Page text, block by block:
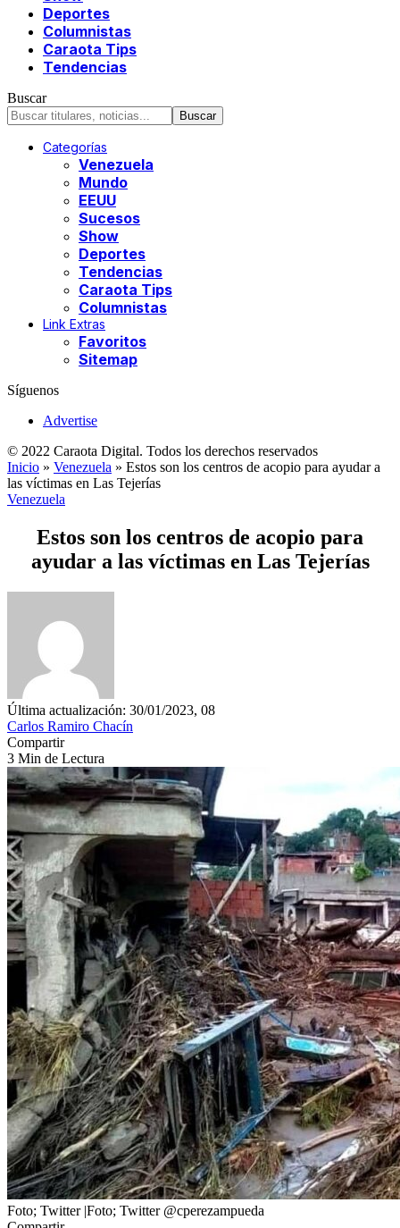
Deportes
Columnistas
Caraota Tips
Tendencias
Buscar
Categorías
Venezuela
Mundo
EEUU
Sucesos
Show
Deportes
Tendencias
Caraota Tips
Columnistas
Link Extras
Favoritos
Sitemap
Síguenos
Advertise
© 2022 Caraota Digital. Todos los derechos reservados
Inicio » Venezuela » Estos son los centros de acopio para ayudar a
las víctimas en Las Tejerías
Venezuela
Estos son los centros de acopio para
ayudar a las víctimas en Las Tejerías
Última actualización: 30/01/2023, 08
Carlos Ramiro Chacín
Compartir
3 Min de Lectura
Foto; Twitter |Foto; Twitter @cperezampueda